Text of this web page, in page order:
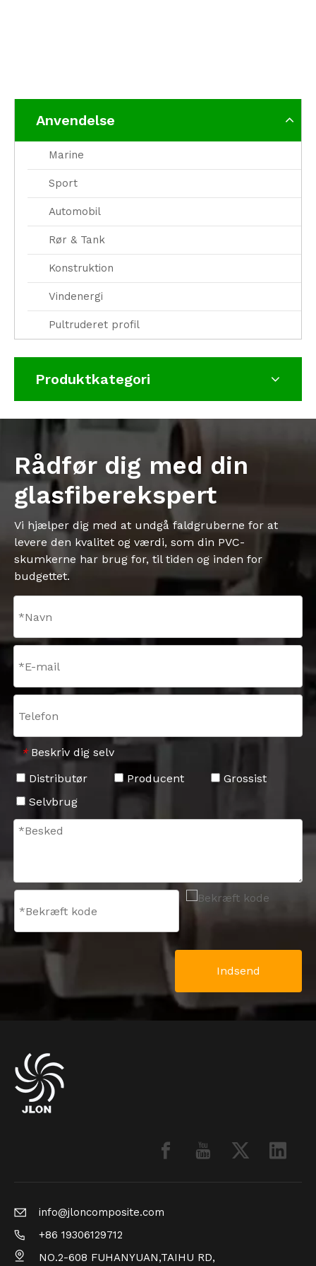
Anvendelse
Marine
Sport
Automobil
Rør & Tank
Konstruktion
Vindenergi
Pultruderet profil
Produktkategori
Rådfør dig med din
glasfiberekspert
Vi hjælper dig med at undgå faldgruberne for at
levere den kvalitet og værdi, som din PVC-
skumkerne har brug for, til tiden og inden for
budgettet.
* Beskriv dig selv
Distributør
Producent
Grossist
Selvbrug
Indsend
info@jloncomposite.com
+86 19306129712
NO.2-608 FUHANYUAN,TAIHU RD,